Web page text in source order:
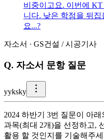
비중이고요. 이번에
니다. 낮은 학점을 뒤
요...?
자소서 · GS건설 /시공기사
Q. 자소서 문항 질문
yyksky
2024 하반기 3번 질문이 아
과목(최대 2개)을 선정하고,
활용 할 것인지를 기술해주